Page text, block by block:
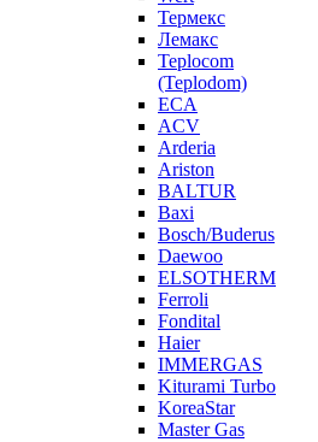
Термекс
Лемакс
Teplocom
(Teplodom)
ECA
ACV
Arderia
Ariston
BALTUR
Baxi
Bosch/Buderus
Daewoo
ELSOTHERM
Ferroli
Fondital
Haier
IMMERGAS
Kiturami Turbo
KoreaStar
Master Gas